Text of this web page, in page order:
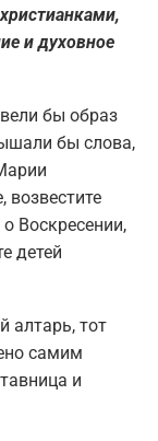
и духовное
бы образ
бы слова,
Воскресении,
детей
алтарь, тот
самим
и